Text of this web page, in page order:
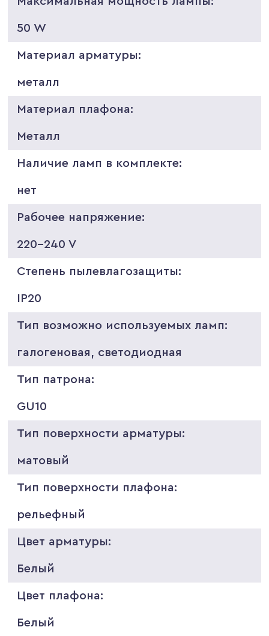
50 W
Материал арматуры:
металл
Материал плафона:
Металл
Наличие ламп в комплекте:
нет
Рабочее напряжение:
220-240 V
Степень пылевлагозащиты:
IP20
Тип возможно используемых ламп:
галогеновая, светодиодная
Тип патрона:
GU10
Тип поверхности арматуры:
матовый
Тип поверхности плафона:
рельефный
Цвет арматуры:
Белый
Цвет плафона:
Белый